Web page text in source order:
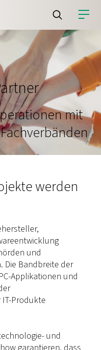
mit
werden
und
Die Bandbreite der
Applikationen und
Produkte
und